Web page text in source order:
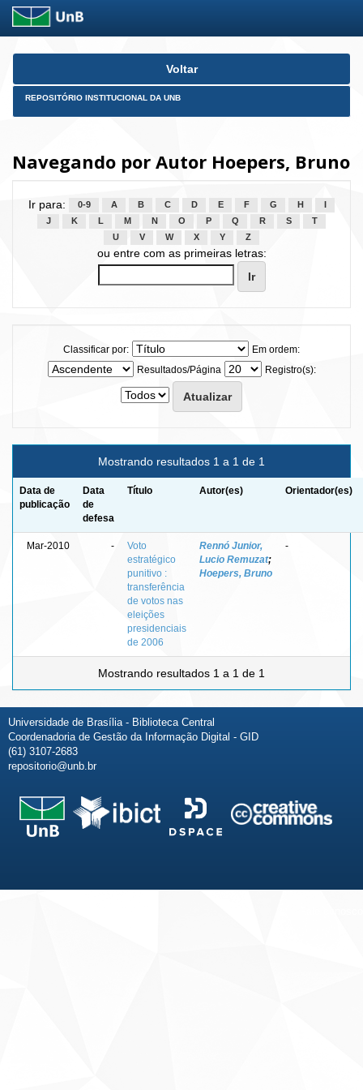
Skip
Voltar
REPOSITÓRIO INSTITUCIONAL DA UNB
Navegando por Autor Hoepers, Bruno
Ir para: 0-9 A B C D E F G H
J
K L M N O P Q R S
T
U
V W X Y Z
ou entre com as primeiras letras:
Classificar por:
Em ordem:
Resultados/Página
Registro(s):
Mostrando resultados 1 a 1 de 1
Data de
publicação
Data
de
defesa
Título Autor(es) Orientador(es)
Mar-2010 -
Voto
estratégico
punitivo :
transferência
de votos nas
eleições
presidenciais
de 2006
Rennó Junior,
Lucio Remuzat;
Hoepers, Bruno
-
Mostrando resultados 1 a 1 de 1
Universidade de Brasília - Biblioteca Central
Coordenadoria de Gestão da Informação Digital - GID
(61) 3107-2683
repositorio@unb.br